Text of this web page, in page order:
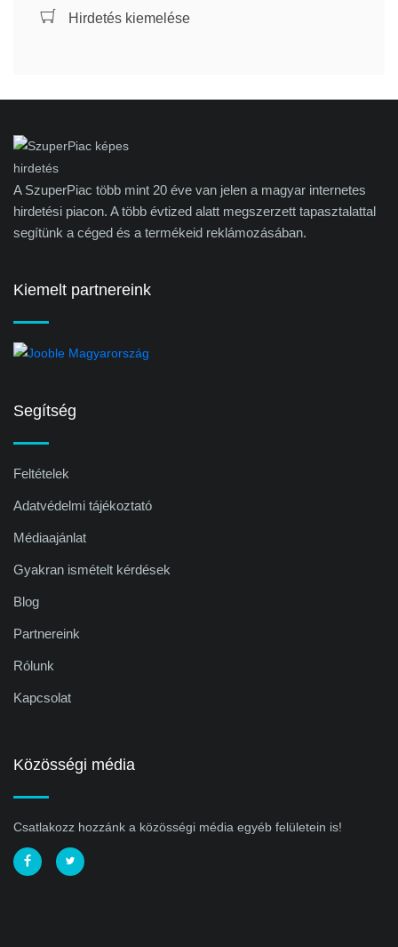
Hirdetés kiemelése
A SzuperPiac több mint 20 éve van jelen a magyar internetes
hirdetési piacon. A több évtized alatt megszerzett tapasztalattal
segítünk a céged és a termékeid reklámozásában.
Kiemelt partnereink
Segítség
Feltételek
Adatvédelmi tájékoztató
Médiaajánlat
Gyakran ismételt kérdések
Blog
Partnereink
Rólunk
Kapcsolat
Közösségi média
Csatlakozz hozzánk a közösségi média egyéb felületein is!